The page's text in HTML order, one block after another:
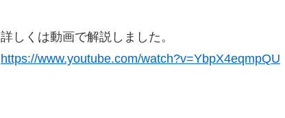
詳しくは動画で解説しました。
https://www.youtube.com/watch?v=YbpX4eqmpQU